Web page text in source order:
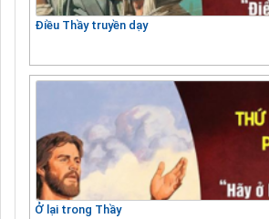
Điều Thầy truyền dạy
Ở lại trong Thầy